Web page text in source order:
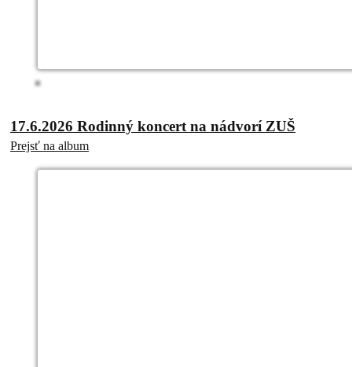
17.6.2026 Rodinný koncert na nádvorí ZUŠ
Prejsť na album